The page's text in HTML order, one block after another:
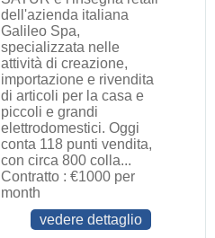
dell'azienda italiana
Galileo Spa,
specializzata nelle
attività di creazione,
importazione e rivendita
di articoli per la casa e
piccoli e grandi
elettrodomestici. Oggi
conta 118 punti vendita,
con circa 800 colla...
Contratto : €1000 per
month
vedere dettaglio